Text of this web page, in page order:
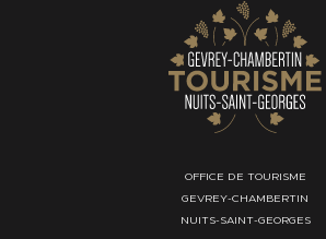
OFFICE DE TOURISME
GEVREY-CHAMBERTIN
NUITS-SAINT-GEORGES